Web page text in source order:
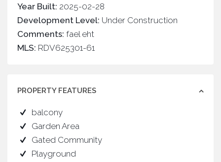
Year Built: 2025-02-28
Development Level: Under Construction
Comments: fael eht
MLS: RDV625301-61
PROPERTY FEATURES
balcony
Garden Area
Gated Community
Playground